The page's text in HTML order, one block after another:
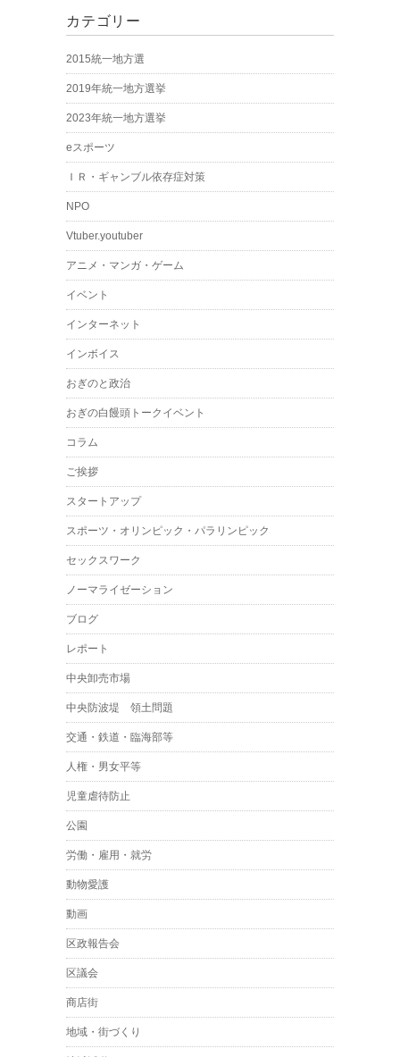
カテゴリー
2015統一地方選
2019年統一地方選挙
2023年統一地方選挙
eスポーツ
ＩＲ・ギャンブル依存症対策
NPO
Vtuber.youtuber
アニメ・マンガ・ゲーム
イベント
インターネット
インボイス
おぎのと政治
おぎの白饅頭トークイベント
コラム
ご挨拶
スタートアップ
スポーツ・オリンピック・パラリンピック
セックスワーク
ノーマライゼーション
ブログ
レポート
中央卸売市場
中央防波堤 領土問題
交通・鉄道・臨海部等
人権・男女平等
児童虐待防止
公園
労働・雇用・就労
動物愛護
動画
区政報告会
区議会
商店街
地域・街づくり